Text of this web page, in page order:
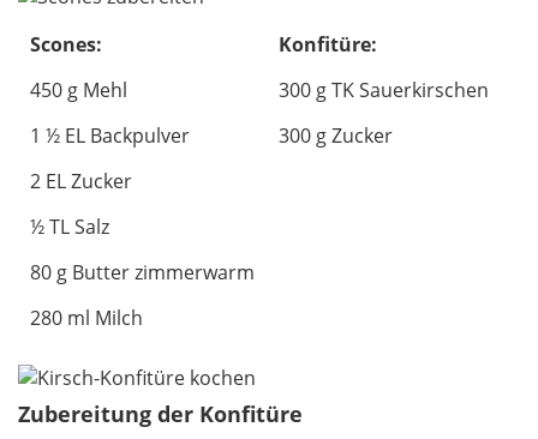
Scones:
Konfitüre:
450 g Mehl
300 g TK Sauerkirschen
1 ½ EL Backpulver
300 g Zucker
2 EL Zucker
½ TL Salz
80 g Butter zimmerwarm
280 ml Milch
Zubereitung der Konfitüre